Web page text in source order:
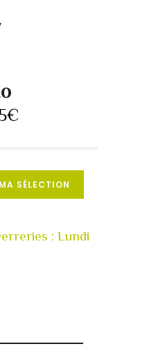
€
SÉLECTION